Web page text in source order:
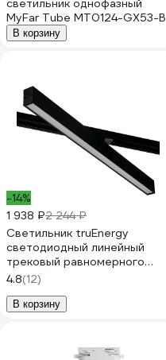
светильник однофазный
MyFar Tube MT0124-GX53-B
В корзину
-14%
1 938 ₽2 244 ₽
Светильник truEnergy
светодиодный линейный
трековый равномерного
свечения однофазный
поворотный 27W 4000K
L588мм алюминий черный
4.8(12)
В корзину